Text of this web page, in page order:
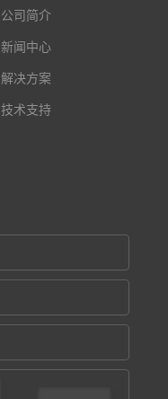
公司简介
新闻中心
解决方案
技术支持